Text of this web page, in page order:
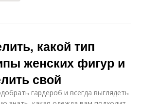
какой тип
женских фигур и
свой
гардероб и всегда выглядеть